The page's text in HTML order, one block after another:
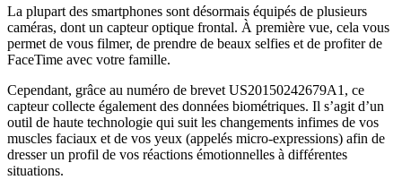
La plupart des smartphones sont désormais équipés de plusieurs
caméras, dont un capteur optique frontal. À première vue, cela vous
permet de vous filmer, de prendre de beaux selfies et de profiter de
FaceTime avec votre famille.
Cependant, grâce au numéro de brevet US20150242679A1, ce
capteur collecte également des données biométriques. Il s’agit d’un
outil de haute technologie qui suit les changements infimes de vos
muscles faciaux et de vos yeux (appelés micro-expressions) afin de
dresser un profil de vos réactions émotionnelles à différentes
situations.